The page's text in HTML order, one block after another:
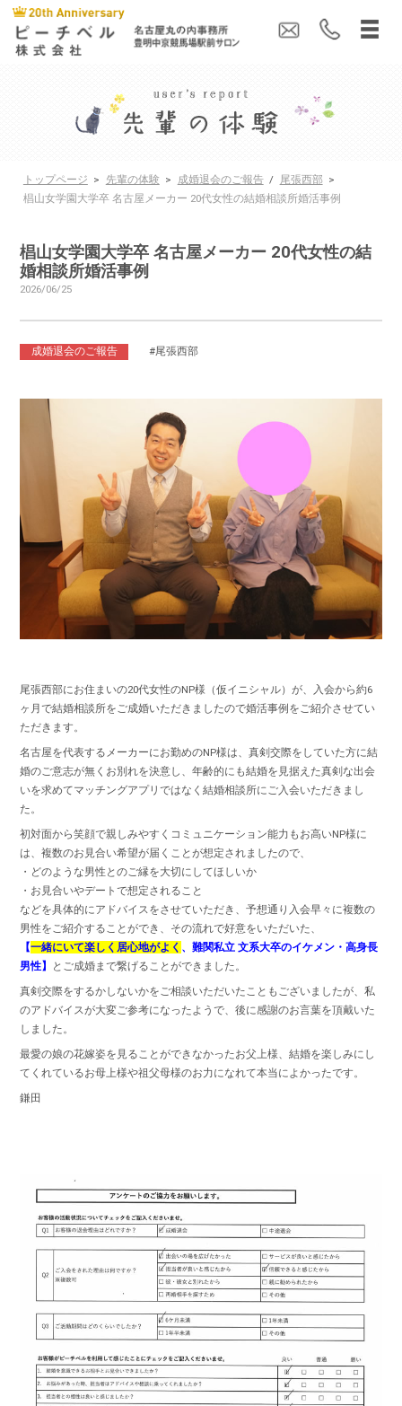
トップページ > 先輩の体験 > 成婚退会のご報告 / 尾張西部 >
椙山女学園大学卒 名古屋メーカー 20代女性の結婚相談所婚活事例
椙山女学園大学卒 名古屋メーカー 20代女性の結
婚相談所婚活事例
2026/06/25
成婚退会のご報告 #尾張西部
尾張西部にお住まいの20代女性のNP様（仮イニシャル）が、入会から約6
ヶ月で結婚相談所をご成婚いただきましたので婚活事例をご紹介させてい
ただきます。
名古屋を代表するメーカーにお勤めのNP様は、真剣交際をしていた方に結
婚のご意志が無くお別れを決意し、年齢的にも結婚を見据えた真剣な出会
いを求めてマッチングアプリではなく結婚相談所にご入会いただきまし
た。
初対面から笑顔で親しみやすくコミュニケーション能力もお高いNP様に
は、複数のお見合い希望が届くことが想定されましたので、
・どのような男性とのご縁を大切にしてほしいか
・お見合いやデートで想定されること
などを具体的にアドバイスをさせていただき、予想通り入会早々に複数の
男性をご紹介することができ、その流れで好意をいただいた、
【一緒にいて楽しく居心地がよく 、難関私立 文系大卒のイケメン・高身長
男性】
とご成婚まで繋げることができました。
真剣交際をするかしないかをご相談いただいたこともございましたが、私
のアドバイスが大変ご参考になったようで、後に感謝のお言葉を頂戴いた
しました。
最愛の娘の花嫁姿を見ることができなかったお父上様、結婚を楽しみにし
てくれているお母上様や祖父母様のお力になれて本当によかったです。
鎌田